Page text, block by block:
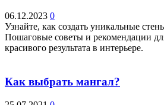
06.12.2023 0
Узнайте, как создать уникальные
Пошаговые советы и рекомендации
красивого результата в интерьере.
Как выбрать мангал?